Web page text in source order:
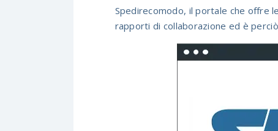
Spedirecomodo, il portale che offre
rapporti di collaborazione ed è